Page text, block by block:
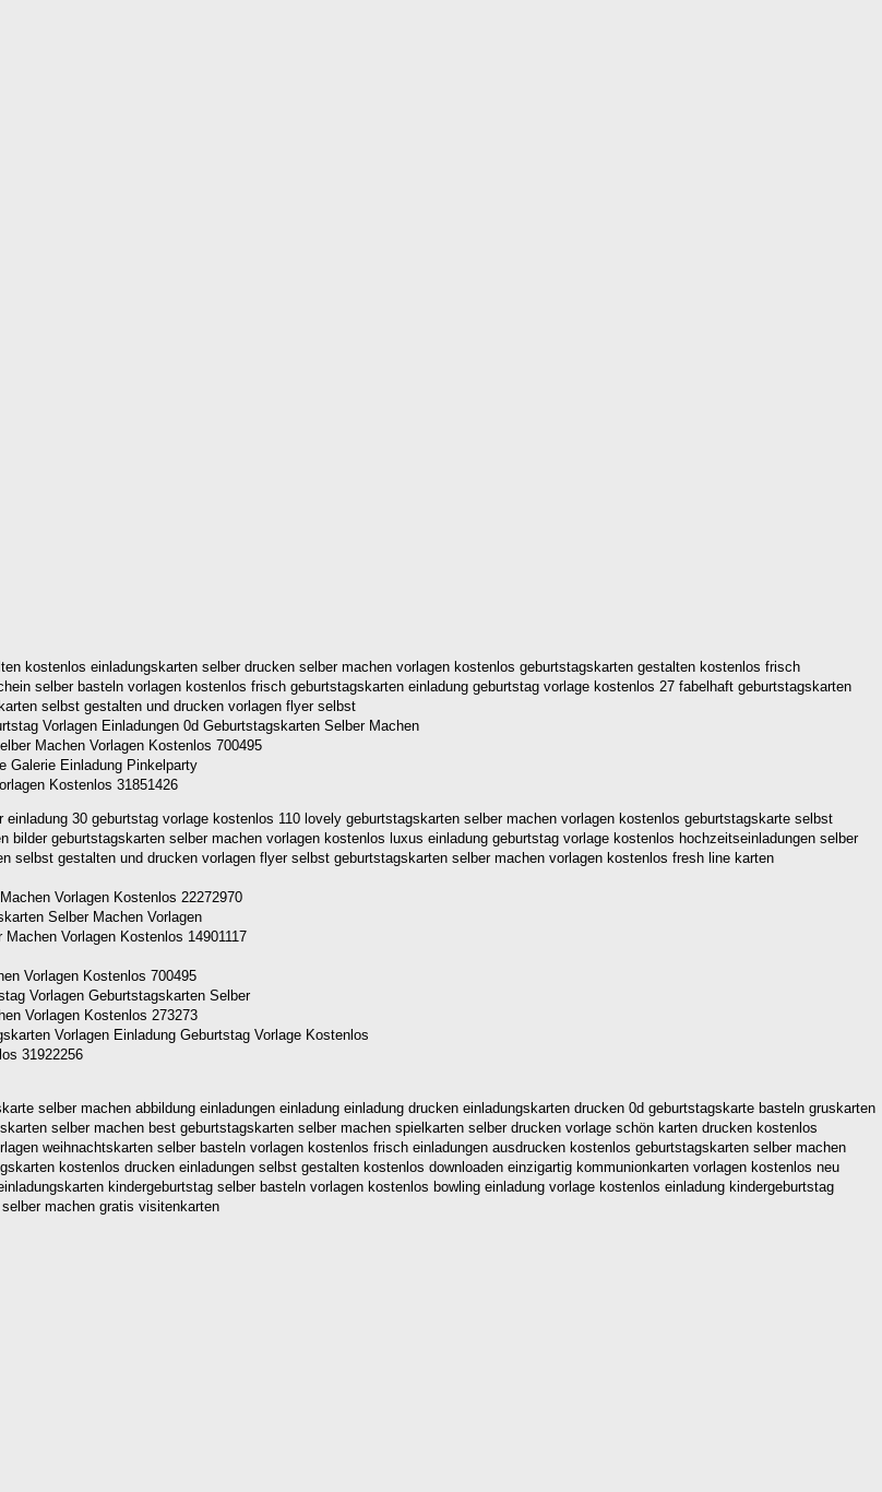
kostenlos einladungskarten selber drucken selber machen vorlagen kostenlos geburtstagskarten gestalten kostenlos frisch
selber basteln vorlagen kostenlos frisch geburtstagskarten einladung geburtstag vorlage kostenlos 27 fabelhaft geburtstagskarten
selbst gestalten und drucken vorlagen flyer selbst
Machen Vorlagen Kostenlos 700495
Kostenlos 31851426
30 geburtstag vorlage kostenlos 110 lovely geburtstagskarten selber machen vorlagen kostenlos geburtstagskarte selbst
geburtstagskarten selber machen vorlagen kostenlos luxus einladung geburtstag vorlage kostenlos hochzeitseinladungen selber
selbst gestalten und drucken vorlagen flyer selbst geburtstagskarten selber machen vorlagen kostenlos fresh line karten
Vorlagen Kostenlos 22272970
Vorlagen Kostenlos 14901117
Vorlagen Kostenlos 700495
Vorlagen Kostenlos 273273
31922256
selber machen abbildung einladungen einladung einladung drucken einladungskarten drucken 0d geburtstagskarte basteln gruskarten
selber machen best geburtstagskarten selber machen spielkarten selber drucken vorlage schön karten drucken kostenlos
weihnachtskarten selber basteln vorlagen kostenlos frisch einladungen ausdrucken kostenlos geburtstagskarten selber machen
kostenlos drucken einladungen selbst gestalten kostenlos downloaden einzigartig kommunionkarten vorlagen kostenlos neu
kindergeburtstag selber basteln vorlagen kostenlos bowling einladung vorlage kostenlos einladung kindergeburtstag
machen gratis visitenkarten